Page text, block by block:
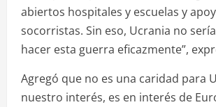
abiertos hospitales y escuelas y
socorristas. Sin eso, Ucrania no
hacer esta guerra eficazmente”,
Agregó que no es una caridad para
nuestro interés, es en interés de